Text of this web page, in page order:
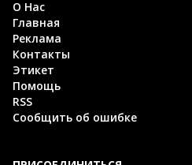
О Нас
Главная
Реклама
Контакты
Этикет
Помощь
RSS
Сообщить об ошибке